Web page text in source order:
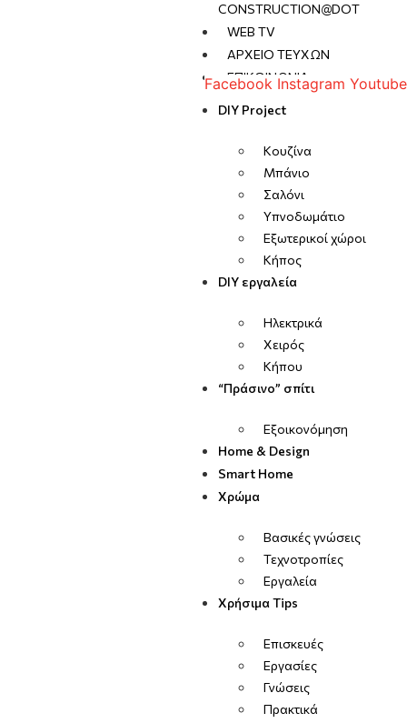
CONSTRUCTION@DOT
WEB TV
ΑΡΧΕΊΟ ΤΕΥΧΏΝ
ΕΠΙΚΟΙΝΩΝΊΑ
Facebook Instagram Youtube
DIY Project
Κουζίνα
Μπάνιο
Σαλόνι
Υπνοδωμάτιο
Εξωτερικοί χώροι
Κήπος
DIY εργαλεία
Ηλεκτρικά
Χειρός
Κήπου
“Πράσινο” σπίτι
Εξοικονόμηση
Home & Design
Smart Home
Χρώμα
Βασικές γνώσεις
Τεχνοτροπίες
Εργαλεία
Χρήσιμα Tips
Επισκευές
Εργασίες
Γνώσεις
Πρακτικά